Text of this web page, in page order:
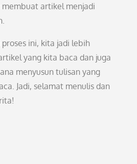
artikel menjadi
ini, kita jadi lebih
yang kita baca dan juga
menyusun tulisan yang
Jadi, selamat menulis dan